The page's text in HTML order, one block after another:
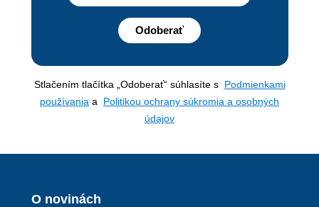
Odoberať
Stlačením tlačítka „Odoberať“ súhlasíte s Podmienkami
používania a Politikou ochrany súkromia a osobných
údajov
O novinách